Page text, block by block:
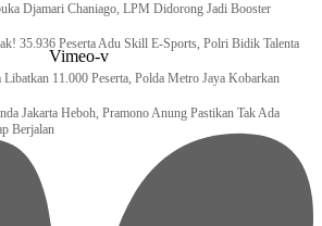
Djamari Chaniago, LPM Didorong Jadi Booster
35.936 Peserta Adu Skill E-Sports, Polri Bidik Talenta
Libatkan 11.000 Peserta, Polda Metro Jaya Kobarkan
Jakarta Heboh, Pramono Anung Pastikan Tak Ada
Berjalan
Vimeo-v